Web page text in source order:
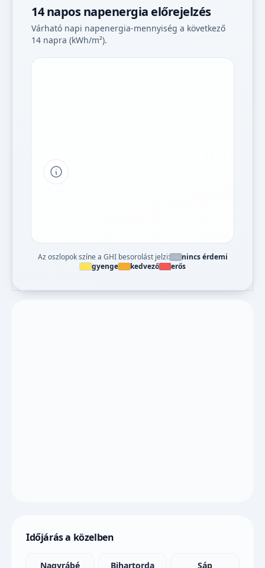
14 napos napenergia előrejelzés
Várható napi napenergia-mennyiség a következő
14 napra (kWh/m²).
Tipp a grafikon jelmagyarázatához
Az oszlopok színe a GHI besorolást jelzi:
nincs érdemi
gyenge
kedvező erős
Időjárás a közelben
Nagyrábé Bihartorda Sáp